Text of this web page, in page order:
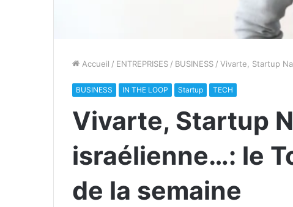
Accueil / ENTREPRISES / BUSINESS / Vivarte, Startup
BUSINESS IN THE LOOP Startup TECH
Vivarte, Startup
israélienne…: le
de la semaine